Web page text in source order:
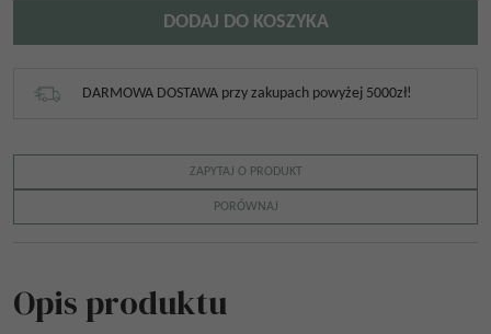
DODAJ DO KOSZYKA
DARMOWA DOSTAWA przy zakupach powyżej 5000zł!
ZAPYTAJ O PRODUKT
PORÓWNAJ
Opis produktu